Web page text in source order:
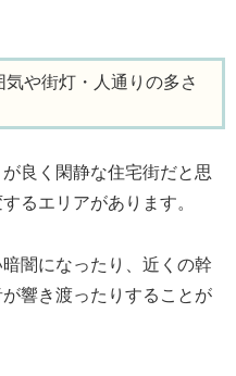
や街灯・人通りの多さ
良く閑静な住宅街だと思
るエリアがあります。
闇になったり、近くの幹
響き渡ったりすることが